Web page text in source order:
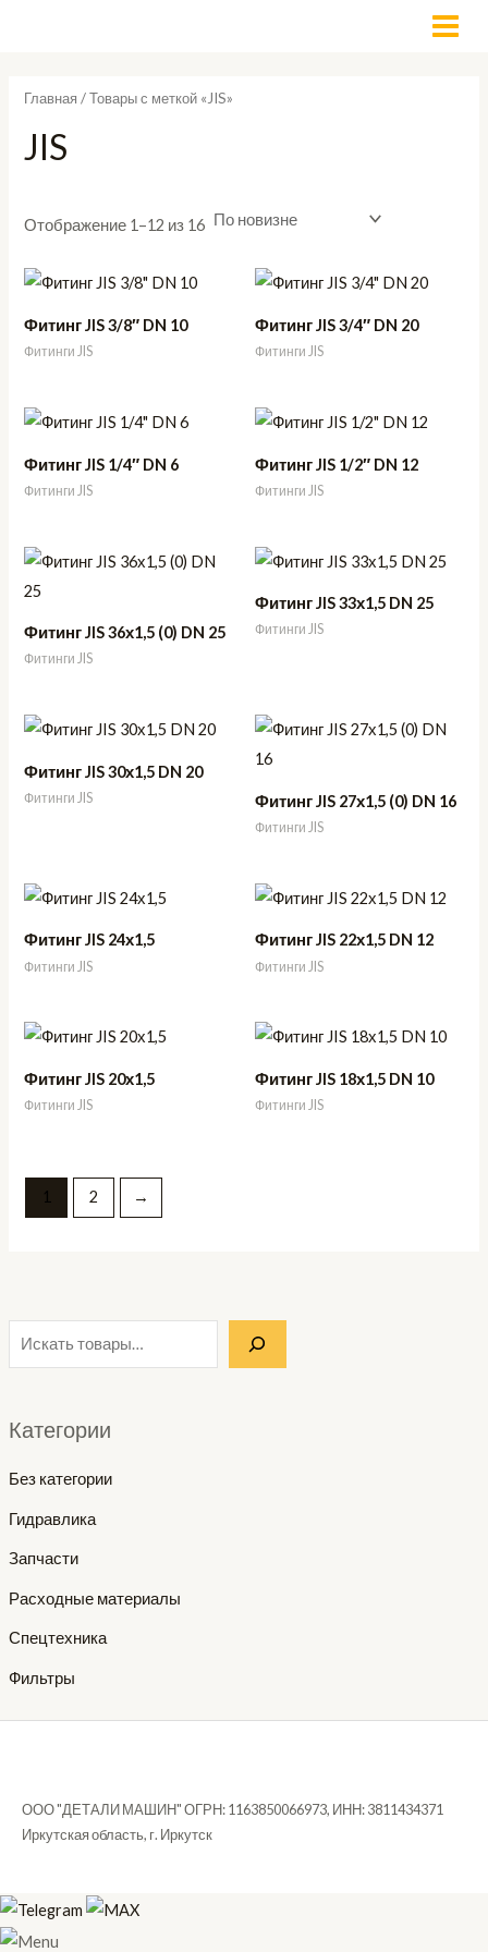
Категории
Без категории
Гидравлика
Запчасти
Расходные материалы
Спецтехника
Фильтры
Главная / Товары с меткой «JIS»
JIS
Отображение 1–12 из 16
Фитинг JIS 3/8″ DN 10
Фитинги JIS
Фитинг JIS 3/4″ DN 20
Фитинги JIS
Фитинг JIS 1/4″ DN 6
Фитинги JIS
Фитинг JIS 1/2″ DN 12
Фитинги JIS
Фитинг JIS 36х1,5 (0) DN 25
Фитинги JIS
Фитинг JIS 33х1,5 DN 25
Фитинги JIS
Фитинг JIS 30х1,5 DN 20
Фитинги JIS Фитинг JIS 27х1,5 (0) DN 16
Фитинги JIS
Фитинг JIS 24х1,5
Фитинги JIS
Фитинг JIS 22х1,5 DN 12
Фитинги JIS
Фитинг JIS 20х1,5
Фитинги JIS
Фитинг JIS 18х1,5 DN 10
Фитинги JIS
1 2 →
ООО "ДЕТАЛИ МАШИН" ОГРН: 1163850066973, ИНН: 3811434371
Иркутская область, г. Иркутск